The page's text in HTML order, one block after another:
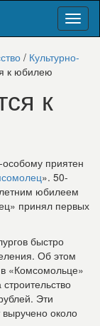
/ Культурно-
к юбилею
к
приятен
». 50-
юбилеем
принял первых
быстро
Об этом
«Комсомольце»
Эти
выручено около